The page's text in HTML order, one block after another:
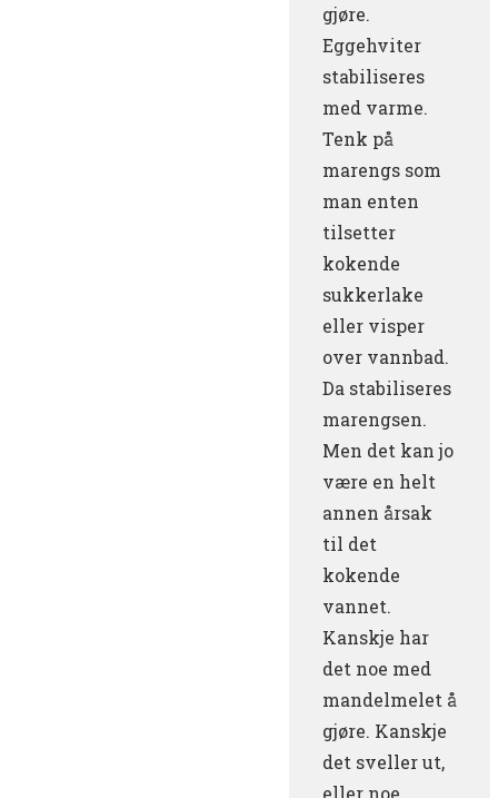
gjøre.
Eggehviter
stabiliseres
med varme.
Tenk på
marengs som
man enten
tilsetter
kokende
sukkerlake
eller visper
over vannbad.
Da stabiliseres
marengsen.
Men det kan jo
være en helt
annen årsak
til det
kokende
vannet.
Kanskje har
det noe med
mandelmelet å
gjøre. Kanskje
det sveller ut,
eller noe.